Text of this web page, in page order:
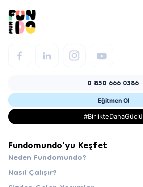
0 850 666 0386
Eğitmen Ol
#BirlikteDahaGüçlü
Fundomundo'yu Keşfet
Neden Fundomundo?
Nasıl Çalışır?